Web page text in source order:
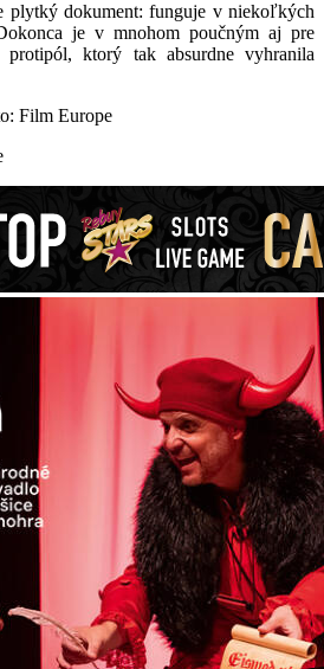
plytký dokument: funguje v niekoľkých
je v mnohom poučným aj pre
ktorý tak absurdne vyhranila
Film Europe